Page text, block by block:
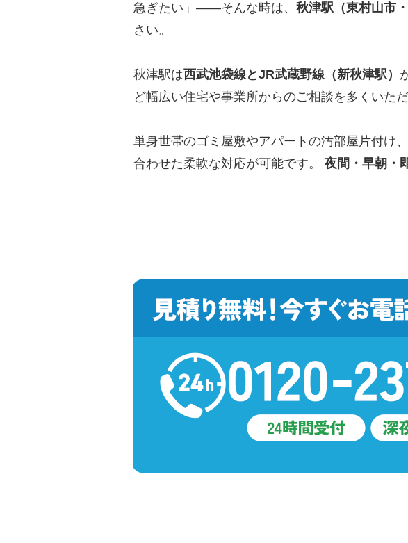
急ぎたい」——そんな時は、 秋津駅（東村山市
さい。
秋津駅は西武池袋線とJR武蔵野線（新秋津駅）
ど幅広い住宅や事業所からのご相談を多くいただ
単身世帯のゴミ屋敷やアパートの汚部屋片付け
合わせた柔軟な対応が可能です。 夜間・早朝・